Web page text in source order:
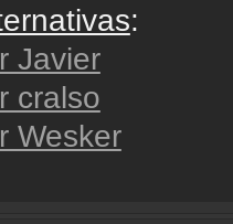
:
Javier
cralso
Wesker